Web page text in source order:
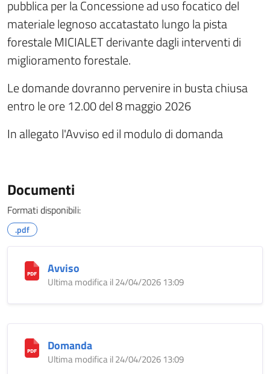
pubblica per la Concessione ad uso focaticodel
materiale legnoso accatastato lungo la pista
forestale MICIALET derivante dagli interventi di
miglioramento forestale.
Le domande dovranno pervenire in busta chiusa
entro le ore 12.00 del 8 maggio 2026
In allegato l'Avviso ed il modulo di domanda
Documenti
Formati disponibili:
.pdf
Avviso
Ultima modifica il 24/04/2026 13:09
Domanda
Ultima modifica il 24/04/2026 13:09